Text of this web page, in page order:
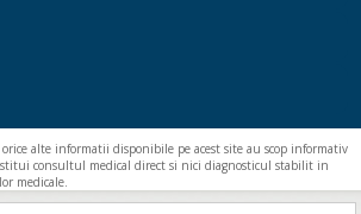
alte informatii disponibile pe acest site au scop informativ
consultul medical direct si nici diagnosticul stabilit in
medicale.